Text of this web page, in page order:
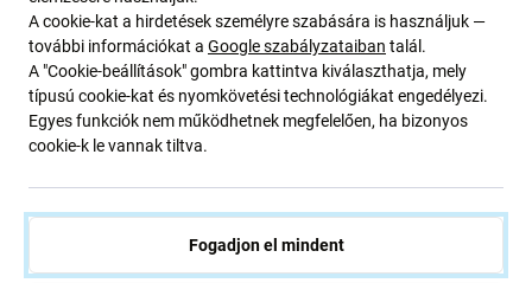
Iratkozzon fel, hogy rendszeresen tájékoztatást kapjon az
ajánlatunkról szóló kedvezményekről és hírekről. Ugyanakkor
ennek az űrlapnak a benyújtásával megerősítem, hogy több mint
16 éves vagyok
Egyetértek azzal, hogy híreket kapjak
A cookie-kat a hirdetések személyre szabására is használjuk —
további információkat a Google szabályzataiban talál.
A "Cookie-beállítások" gombra kattintva kiválaszthatja, mely
típusú cookie-kat és nyomkövetési technológiákat engedélyezi.
Egyes funkciók nem működhetnek megfelelően, ha bizonyos
cookie-k le vannak tiltva.
Fogadjon el mindent